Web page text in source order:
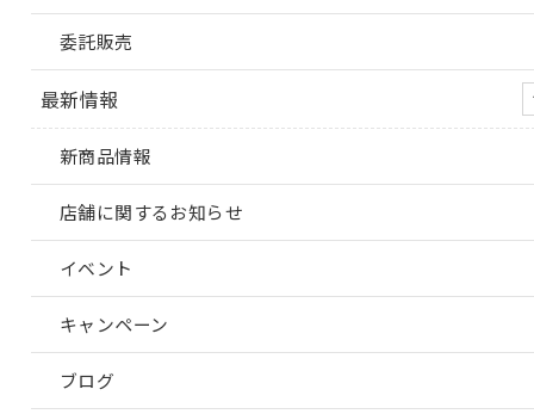
委託販売
最新情報
新商品情報
店舗に関するお知らせ
イベント
キャンペーン
ブログ